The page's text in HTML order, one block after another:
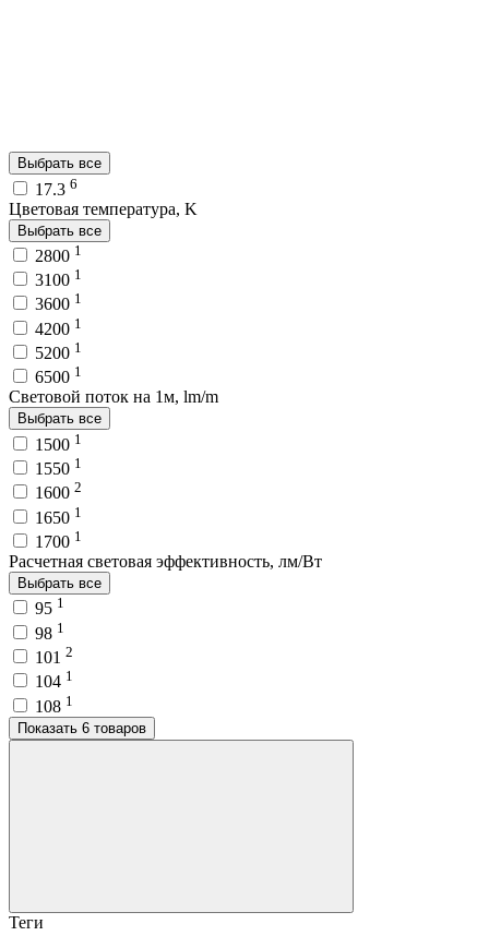
Выбрать все
17.3 6
Цветовая температура, K
Выбрать все
2800 1
3100 1
3600 1
4200 1
5200 1
6500 1
Световой поток на 1м, lm/m
Выбрать все
1500 1
1550 1
1600 2
1650 1
1700 1
Расчетная световая эффективность, лм/Вт
Выбрать все
95 1
98 1
101 2
104 1
108 1
Показать 6 товаров
Теги